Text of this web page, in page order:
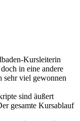
Kursleiterin
in eine andere
sehr viel gewonnen
sind äußert
gesamte Kursablauf